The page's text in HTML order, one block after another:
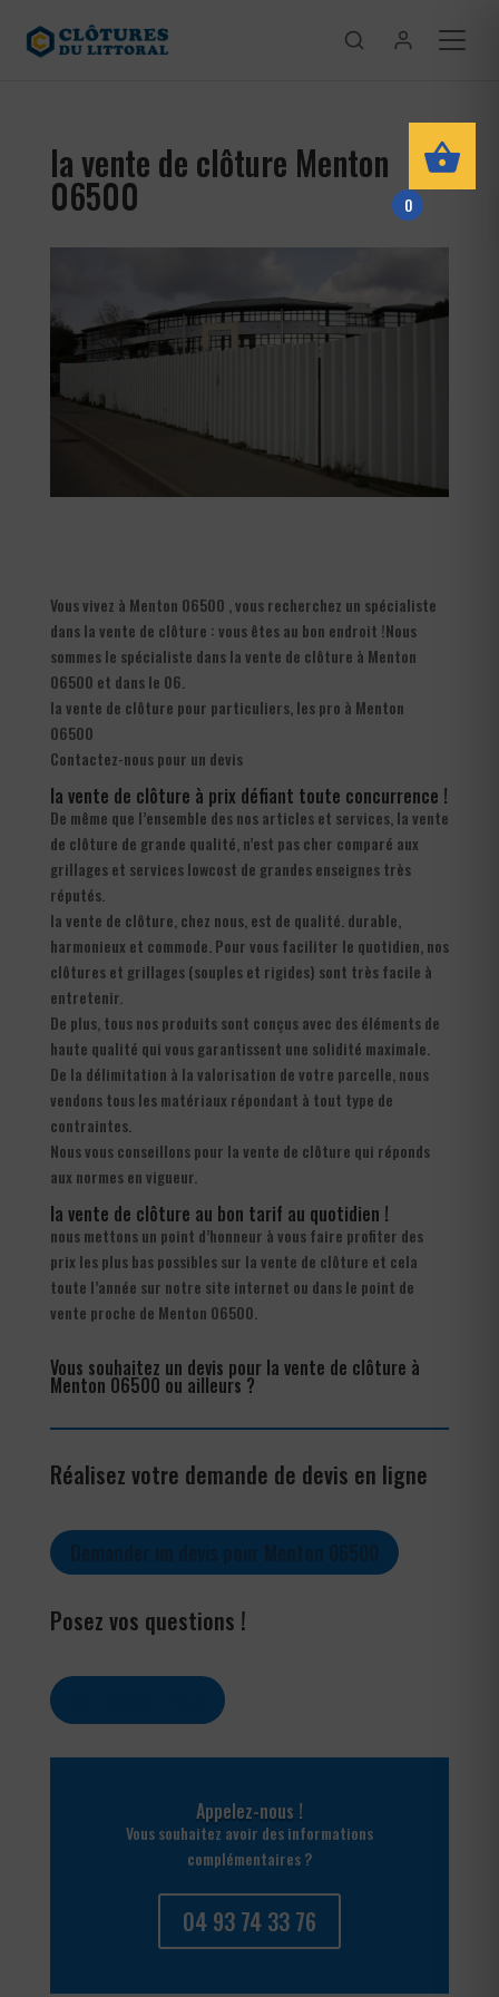
la vente de clôture Menton
06500
Vous vivez à Menton 06500 , vous recherchez un spécialiste
dans la vente de clôture : vous êtes au bon endroit !Nous
sommes le spécialiste dans la vente de clôture à Menton
06500 et dans le 06.
la vente de clôture pour particuliers, les pro à Menton
06500
Contactez-nous pour un devis
la vente de clôture à prix défiant toute concurrence !
De même que l’ensemble des nos articles et services, la vente
de clôture de grande qualité, n’est pas cher comparé aux
grillages et services lowcost de grandes enseignes très
réputés.
la vente de clôture, chez nous, est de qualité. durable,
harmonieux et commode. Pour vous faciliter le quotidien, nos
clôtures et grillages (souples et rigides) sont très facile à
entretenir.
De plus, tous nos produits sont conçus avec des éléments de
haute qualité qui vous garantissent une solidité maximale.
De la délimitation à la valorisation de votre parcelle, nous
vendons tous les matériaux répondant à tout type de
contraintes.
Nous vous conseillons pour la vente de clôture qui réponds
aux normes en vigueur.
la vente de clôture au bon tarif au quotidien !
nous mettons un point d’honneur à vous faire profiter des
prix les plus bas possibles sur la vente de clôture et cela
toute l’année sur notre site internet ou dans le point de
vente proche de Menton 06500.
Vous souhaitez un devis pour la vente de clôture à
Menton 06500 ou ailleurs ?
Réalisez votre demande de devis en ligne
Posez vos questions !
Appelez-nous !
Vous souhaitez avoir des informations
complémentaires ?
04 93 74 33 76
0